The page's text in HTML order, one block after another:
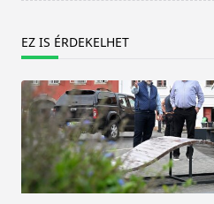
EZ IS ÉRDEKELHET